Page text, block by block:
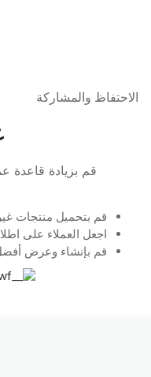
الاحتفاظ والمشاركة
قم بزيادة قاعدة
قم بتحميل منتجات
اجعل العملاء على
قم بإنشاء وعرض